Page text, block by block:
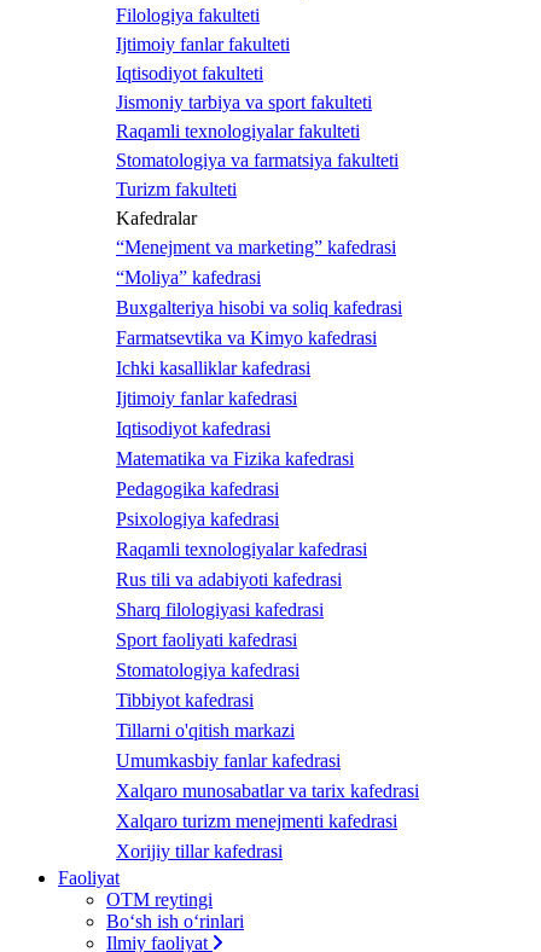
Filologiya fakulteti
Ijtimoiy fanlar fakulteti
Iqtisodiyot fakulteti
Jismoniy tarbiya va sport fakulteti
Raqamli texnologiyalar fakulteti
Stomatologiya va farmatsiya fakulteti
Turizm fakulteti
Kafedralar
“Menejment va marketing” kafedrasi
“Moliya” kafedrasi
Buxgalteriya hisobi va soliq kafedrasi
Farmatsevtika va Kimyo kafedrasi
Ichki kasalliklar kafedrasi
Ijtimoiy fanlar kafedrasi
Iqtisodiyot kafedrasi
Matematika va Fizika kafedrasi
Pedagogika kafedrasi
Psixologiya kafedrasi
Raqamli texnologiyalar kafedrasi
Rus tili va adabiyoti kafedrasi
Sharq filologiyasi kafedrasi
Sport faoliyati kafedrasi
Stomatologiya kafedrasi
Tibbiyot kafedrasi
Tillarni o'qitish markazi
Umumkasbiy fanlar kafedrasi
Xalqaro munosabatlar va tarix kafedrasi
Xalqaro turizm menejmenti kafedrasi
Xorijiy tillar kafedrasi
Faoliyat
OTM reytingi
Bo‘sh ish o‘rinlari
Ilmiy faoliyat